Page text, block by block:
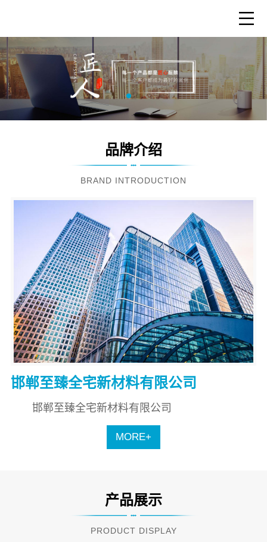
品牌介绍
BRAND INTRODUCTION
邯郸至臻全宅新材料有限公司
邯郸至臻全宅新材料有限公司
MORE+
产品展示
PRODUCT DISPLAY